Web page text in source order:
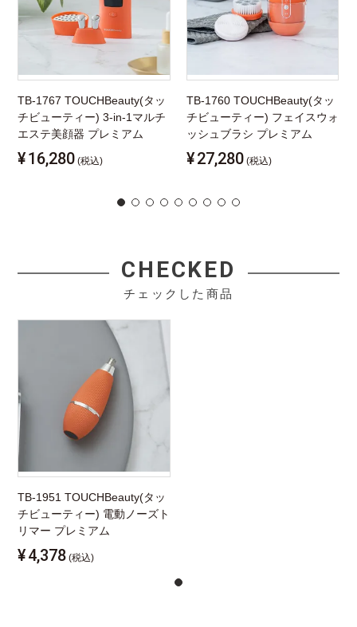
TB-1767 TOUCHBeauty(タッ
チビューティー) 3-in-1マルチ
エステ美顔器 プレミアム
¥16,280 (税込)
TB-1760 TOUCHBeauty(タッ
チビューティー) フェイスウォ
ッシュブラシ プレミアム
¥27,280 (税込)
CHECKED
チェックした商品
TB-1951 TOUCHBeauty(タッ
チビューティー) 電動ノーズト
リマー プレミアム
¥4,378 (税込)